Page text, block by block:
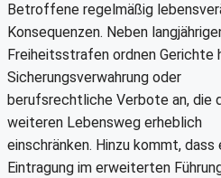
Betroffene regelmäßig
Konsequenzen. Neben
Freiheitsstrafen ordnen Gerichte
Sicherungsverwahrung oder
berufsrechtliche Verbote an, die
weiteren Lebensweg erheblich
einschränken. Hinzu kommt, dass
Eintragung im erweiterten